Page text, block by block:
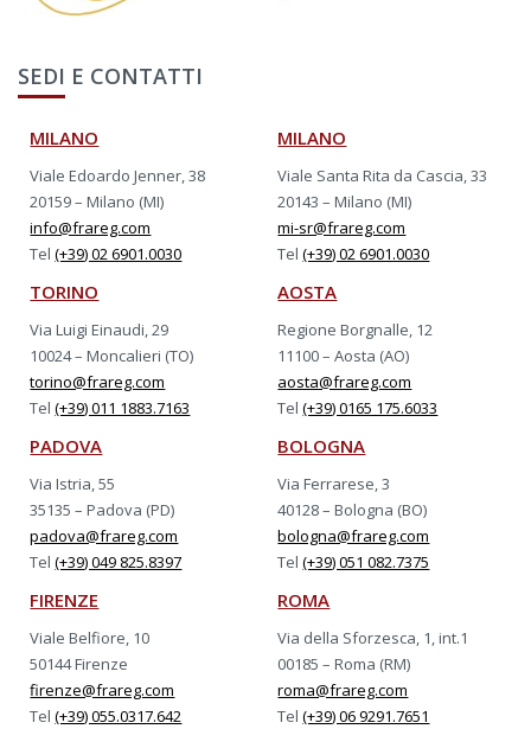
SEDI E CONTATTI
MILANO
Viale Edoardo Jenner, 38
20159 – Milano (MI)
info@frareg.com
Tel(+39) 02 6901.0030
MILANO
Viale Santa Rita da Cascia, 33
20143 – Milano (MI)
mi-sr@frareg.com
Tel(+39) 02 6901.0030
TORINO
Via Luigi Einaudi, 29
10024 – Moncalieri (TO)
torino@frareg.com
Tel(+39) 011 1883.7163
AOSTA
Regione Borgnalle, 12
11100 – Aosta (AO)
aosta@frareg.com
Tel(+39) 0165 175.6033
PADOVA
Via Istria, 55
35135 – Padova (PD)
padova@frareg.com
Tel(+39) 049 825.8397
BOLOGNA
Via Ferrarese, 3
40128 – Bologna (BO)
bologna@frareg.com
Tel(+39) 051 082.7375
FIRENZE
Viale Belfiore, 10
50144 Firenze
firenze@frareg.com
Tel(+39) 055.0317.642
ROMA
Via della Sforzesca, 1, int.1
00185 – Roma (RM)
roma@frareg.com
Tel(+39) 06 9291.7651